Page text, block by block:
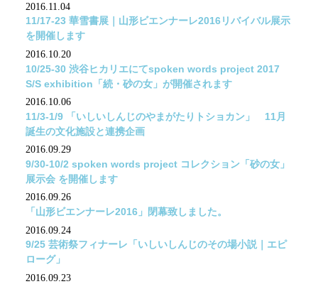
2016.11.04
11/17-23 華雪書展｜山形ビエンナーレ2016リバイバル展示
を開催します
2016.10.20
10/25-30 渋谷ヒカリエにてspoken words project 2017
S/S exhibition「続・砂の女」が開催されます
2016.10.06
11/3-1/9 「いしいしんじのやまがたりトショカン」 11月
誕生の文化施設と連携企画
2016.09.29
9/30-10/2 spoken words project コレクション「砂の女」
展示会 を開催します
2016.09.26
「山形ビエンナーレ2016」閉幕致しました。
2016.09.24
9/25 芸術祭フィナーレ「いしいしんじのその場小説｜エピ
ローグ」
2016.09.23